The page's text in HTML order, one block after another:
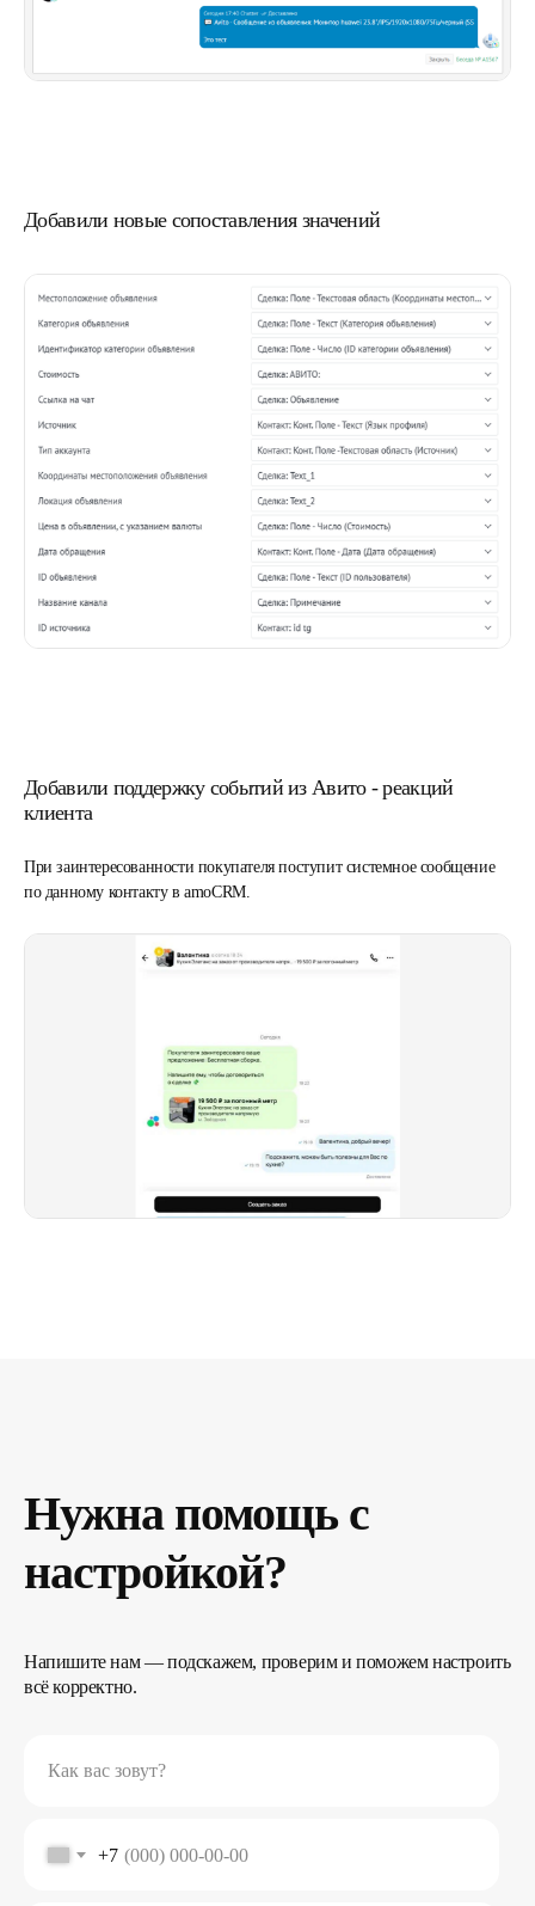
Добавили новые сопоставления значений
Добавили поддержку событий из Авито - реакций
клиента
При заинтересованности покупателя поступит системное сообщение
по данному контакту в amoCRM.
Нужна помощь с
настройкой?
Напишите нам — подскажем, проверим и поможем настроить
всё корректно.
Как вас зовут?
+7
подпишитесь по почте
Подписаться
Нажимая кнопку, вы соглашаетесь сПолитикой